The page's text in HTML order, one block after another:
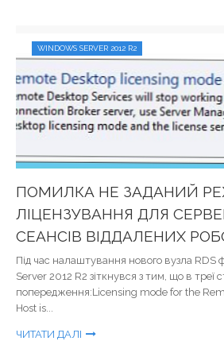
WINDOWS SERVER 2012 R2
ПОМИЛКА НЕ ЗАДАНИЙ
ЛІЦЕНЗУВАННЯ ДЛЯ
СЕАНСІВ ВІДДАЛЕНИХ
Під час налаштування нового вузла RDS
Server 2012 R2 зіткнувся з тим, що в треї
попередження:Licensing mode for the
Host is...
ЧИТАТИ ДАЛІ